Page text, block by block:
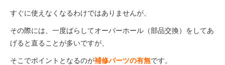
すぐに使えなくなるわけではありませんが、
その際には、一度ばらしてオーバーホール（部品交換）をしてあ
げると直ることが多いですが、
そこでポイントとなるのが補修パーツの有無です。